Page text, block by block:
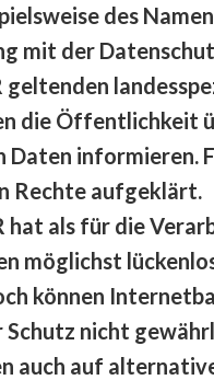
des
mit der
die Öffentlichkeit
Rechte aufgeklärt.
hat als für die
möglichst
können
nicht
auf